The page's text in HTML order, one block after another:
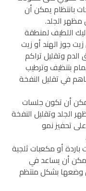
بانتظام يمكن أن
مظهر الجلد.
اللطيف لمنطقة
جوز الهند أو زيت
الدم وتقليل تراكم
بتنظيف وترطيب
في تقليل النفخة
يمكن أن تكون جلسات
الجلد وتقليل النفخة
تحفيز نمو
باردة أو مكعبات ثلجية
أن يساعد في
وضعها بشكل منتظم